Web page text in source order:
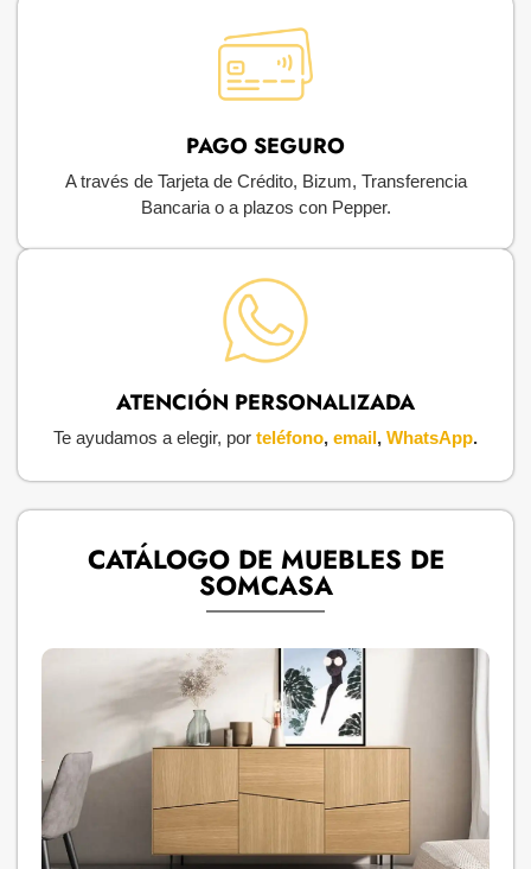
PAGO SEGURO
A través de Tarjeta de Crédito, Bizum, Transferencia
Bancaria o a plazos con Pepper.
ATENCIÓN PERSONALIZADA
Te ayudamos a elegir, por teléfono, email, WhatsApp.
CATÁLOGO DE MUEBLES DE
SOMCASA